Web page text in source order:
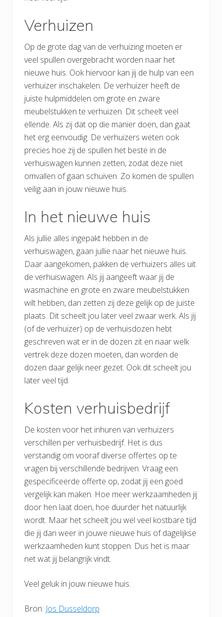
Verhuizen
Op de grote dag van de verhuizing moeten er
veel spullen overgebracht worden naar het
nieuwe huis. Ook hiervoor kan jij de hulp van een
verhuizer inschakelen. De verhuizer heeft de
juiste hulpmiddelen om grote en zware
meubelstukken te verhuizen. Dit scheelt veel
ellende. Als zij dat op die manier doen, dan gaat
het erg eenvoudig. De verhuizers weten ook
precies hoe zij de spullen het beste in de
verhuiswagen kunnen zetten, zodat deze niet
omvallen of gaan schuiven. Zo komen de spullen
veilig aan in jouw nieuwe huis.
In het nieuwe huis
Als jullie alles ingepakt hebben in de
verhuiswagen, gaan jullie naar het nieuwe huis.
Daar aangekomen, pakken de verhuizers alles uit
de verhuiswagen. Als jij aangeeft waar jij de
wasmachine en grote en zware meubelstukken
wilt hebben, dan zetten zij deze gelijk op de juiste
plaats. Dit scheelt jou later veel zwaar werk. Als jij
(of de verhuizer) op de verhuisdozen hebt
geschreven wat er in de dozen zit en naar welk
vertrek deze dozen moeten, dan worden de
dozen daar gelijk neer gezet. Ook dit scheelt jou
later veel tijd.
Kosten verhuisbedrijf
De kosten voor het inhuren van verhuizers
verschillen per verhuisbedrijf. Het is dus
verstandig om vooraf diverse offertes op te
vragen bij verschillende bedrijven. Vraag een
gespecificeerde offerte op, zodat jij een goed
vergelijk kan maken. Hoe meer werkzaamheden jij
door hen laat doen, hoe duurder het natuurlijk
wordt. Maar het scheelt jou wel veel kostbare tijd
die jij dan weer in jouwe nieuwe huis of dagelijkse
werkzaamheden kunt stoppen. Dus het is maar
net wat jij belangrijk vindt.
Veel geluk in jouw nieuwe huis.
Bron: Jos Dusseldorp